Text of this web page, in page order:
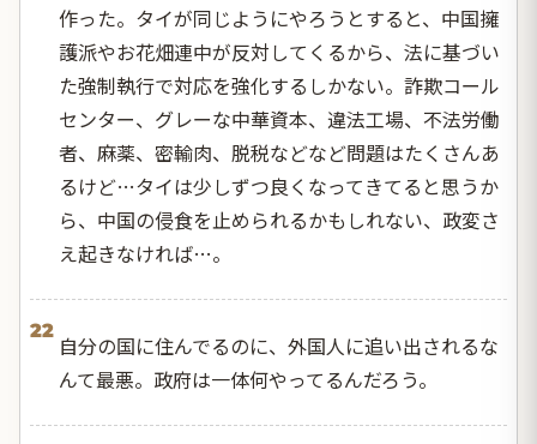
作った。タイが同じようにやろうとすると、中国擁
護派やお花畑連中が反対してくるから、法に基づい
た強制執行で対応を強化するしかない。詐欺コール
センター、グレーな中華資本、違法工場、不法労働
者、麻薬、密輸肉、脱税などなど問題はたくさんあ
るけど…タイは少しずつ良くなってきてると思うか
ら、中国の侵食を止められるかもしれない、政変さ
え起きなければ…。
22
自分の国に住んでるのに、外国人に追い出されるな
んて最悪。政府は一体何やってるんだろう。